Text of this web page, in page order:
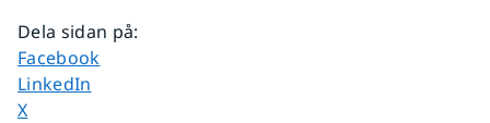
Dela sidan på:
Dela sidan på
Facebook
Dela sidan på
LinkedIn
Dela sidan på
X